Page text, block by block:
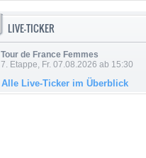
LIVE-TICKER
Tour de France Femmes
7. Etappe, Fr. 07.08.2026 ab 15:30
Alle Live-Ticker im Überblick